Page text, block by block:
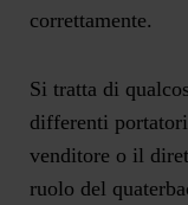
correttamente.
Si tratta di
differenti
venditore o il
ruolo del